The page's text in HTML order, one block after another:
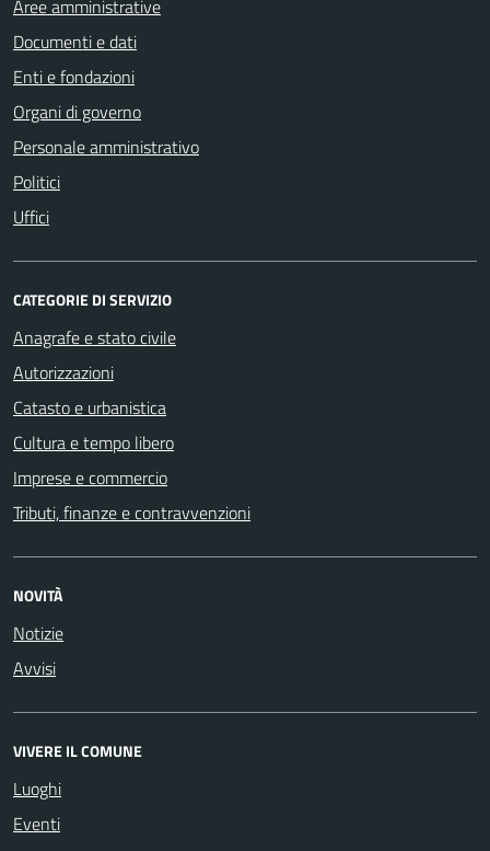
Aree amministrative
Documenti e dati
Enti e fondazioni
Organi di governo
Personale amministrativo
Politici
Uffici
CATEGORIE DI SERVIZIO
Anagrafe e stato civile
Autorizzazioni
Catasto e urbanistica
Cultura e tempo libero
Imprese e commercio
Tributi, finanze e contravvenzioni
NOVITÀ
Notizie
Avvisi
VIVERE IL COMUNE
Luoghi
Eventi